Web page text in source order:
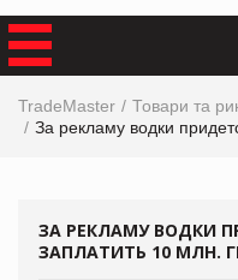
TradeMaster Товари та
За рекламу водки
ЗА РЕКЛАМУ ВОДКИ
ЗАПЛАТИТЬ 10 МЛН.